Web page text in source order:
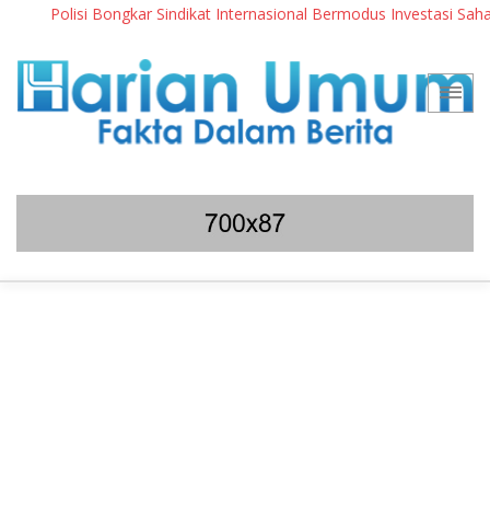
Polisi Bongkar Sindikat Internasional Bermodus Investasi Saham &